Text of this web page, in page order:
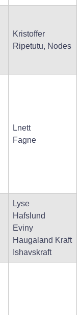
Kristoffer
Ripetutu, Nodes
Lnett
Fagne
Lyse
Hafslund
Eviny
Haugaland Kraft
Ishavskraft